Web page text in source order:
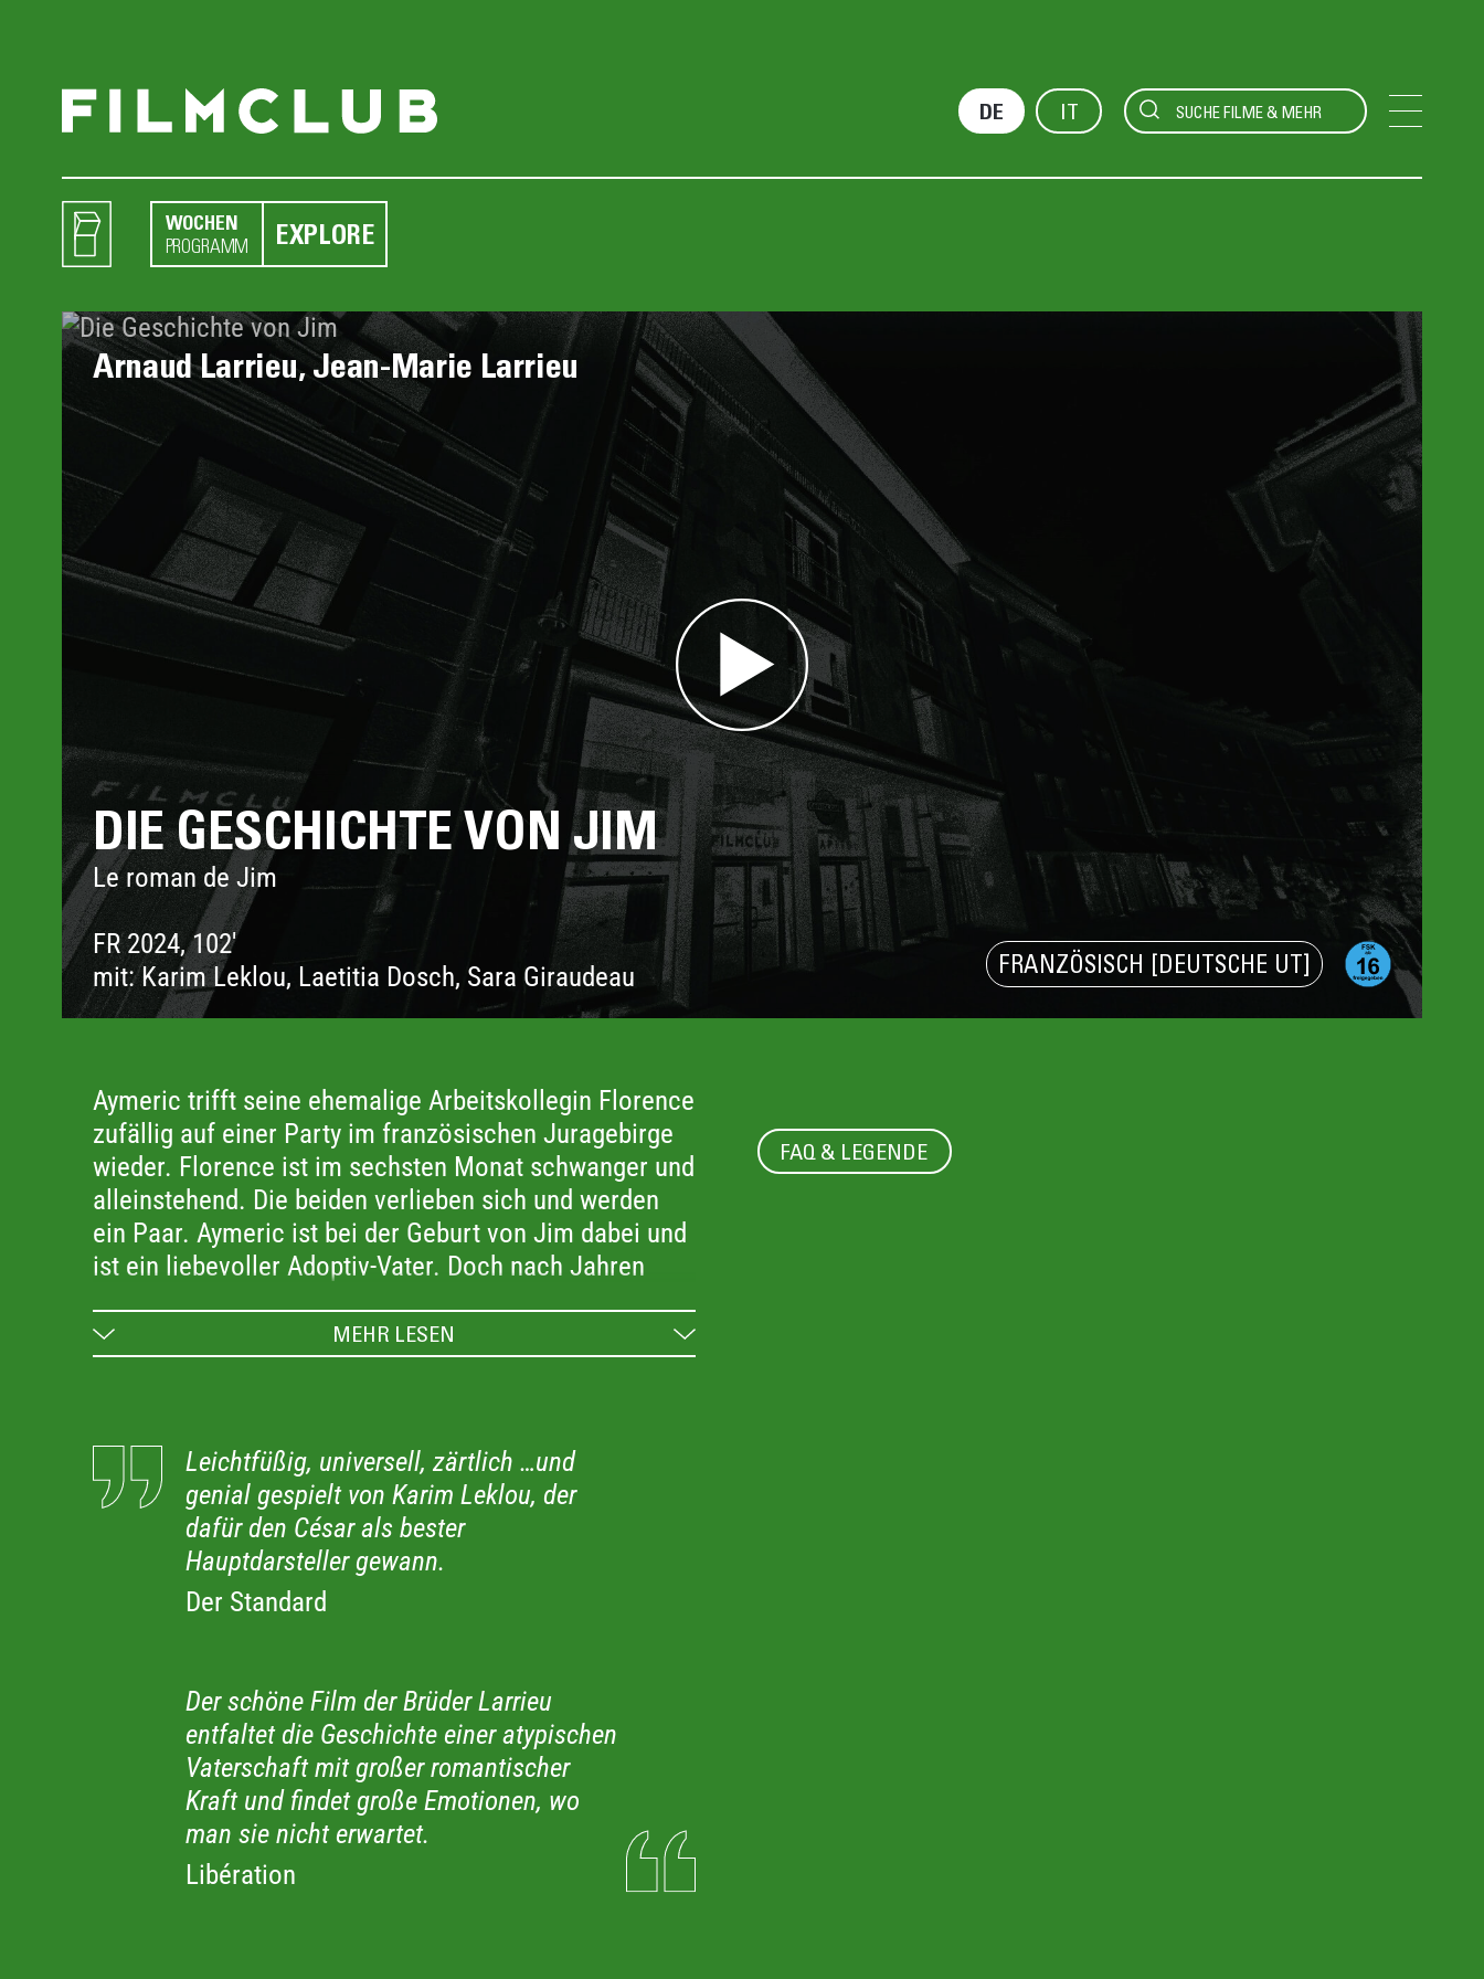
DE IT
WOCHEN
PROGRAMM EXPLORE
FRANZÖSISCH [DEUTSCHE UT]
Arnaud Larrieu, Jean-Marie Larrieu
DIE GESCHICHTE VON JIM
Le roman de Jim
FR 2024, 102'
mit: Karim Leklou, Laetitia Dosch, Sara Giraudeau
FAQ & LEGENDE
Aymeric trifft seine ehemalige Arbeitskollegin Florence
zufällig auf einer Party im französischen Juragebirge
wieder. Florence ist im sechsten Monat schwanger und
alleinstehend. Die beiden verlieben sich und werden
ein Paar. Aymeric ist bei der Geburt von Jim dabei und
ist ein liebevoller Adoptiv-Vater. Doch nach Jahren
zu seinem Sohn aufzunehmen. Das familiäre
Gleichgewicht kommt dadurch gefährlich ins Wanken.
Das poetische Drama
Vater zu sein.
MEHR LESEN
Leichtfüßig, universell, zärtlich …und
genial gespielt von Karim Leklou, der
dafür den César als bester
Hauptdarsteller gewann.
Der Standard
Der schöne Film der Brüder Larrieu
entfaltet die Geschichte einer atypischen
Vaterschaft mit großer romantischer
Kraft und findet große Emotionen, wo
man sie nicht erwartet.
Libération